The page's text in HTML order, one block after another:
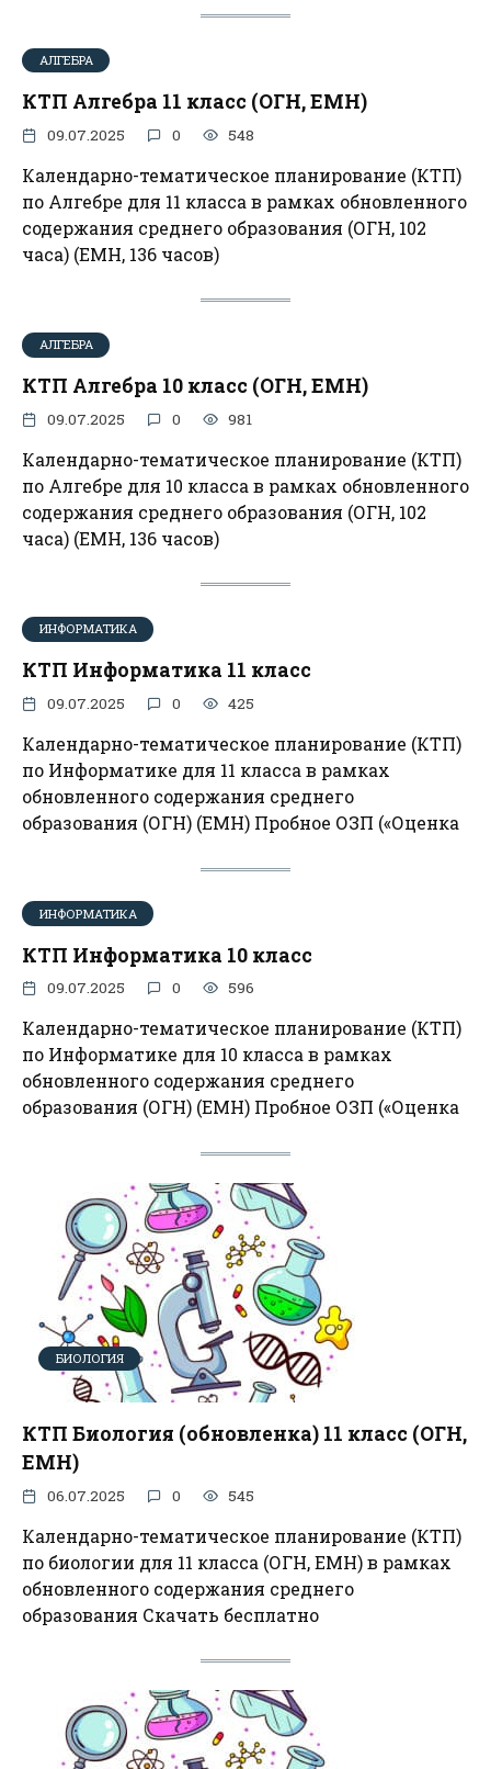
АЛГЕБРА
КТП Алгебра 11 класс (ОГН, ЕМН)
09.07.2025 0 548
Календарно-тематическое планирование (КТП)
по Алгебре для 11 класса в рамках обновленного
содержания среднего образования (ОГН, 102
часа) (ЕМН, 136 часов)
АЛГЕБРА
КТП Алгебра 10 класс (ОГН, ЕМН)
09.07.2025 0 981
Календарно-тематическое планирование (КТП)
по Алгебре для 10 класса в рамках обновленного
содержания среднего образования (ОГН, 102
часа) (ЕМН, 136 часов)
ИНФОРМАТИКА
КТП Информатика 11 класс
09.07.2025 0 425
Календарно-тематическое планирование (КТП)
по Информатике для 11 класса в рамках
обновленного содержания среднего
образования (ОГН) (ЕМН) Пробное ОЗП («Оценка
ИНФОРМАТИКА
КТП Информатика 10 класс
09.07.2025 0 596
Календарно-тематическое планирование (КТП)
по Информатике для 10 класса в рамках
обновленного содержания среднего
образования (ОГН) (ЕМН) Пробное ОЗП («Оценка
БИОЛОГИЯ
КТП Биология (обновленка) 11 класс (ОГН,
ЕМН)
06.07.2025 0 545
Календарно-тематическое планирование (КТП)
по биологии для 11 класса (ОГН, ЕМН) в рамках
обновленного содержания среднего
образования Скачать бесплатно